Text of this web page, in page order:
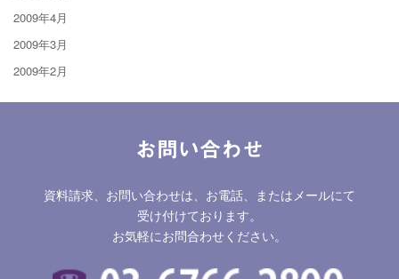
2009年4月
2009年3月
2009年2月
お問い合わせ
資料請求、お問い合わせは、お電話、またはメールにて
受け付けております。
お気軽にお問合わせください。